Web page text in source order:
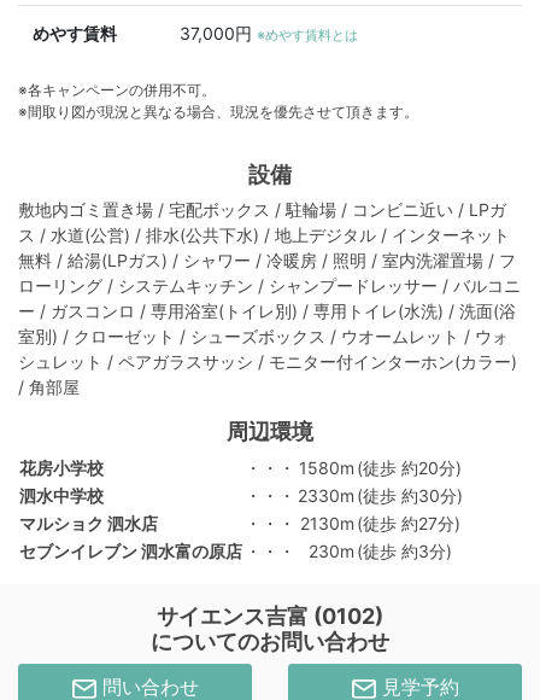
めやす賃料 37,000円 ※めやす賃料とは
※各キャンペーンの併用不可。
※間取り図が現況と異なる場合、現況を優先させて頂きます。
設備
敷地内ゴミ置き場 / 宅配ボックス / 駐輪場 / コンビニ近い / LPガ
ス / 水道(公営) / 排水(公共下水) / 地上デジタル / インターネット
無料 / 給湯(LPガス) / シャワー / 冷暖房 / 照明 / 室内洗濯置場 / フ
ローリング / システムキッチン / シャンプードレッサー / バルコニ
ー / ガスコンロ / 専用浴室(トイレ別) / 専用トイレ(水洗) / 洗面(浴
室別) / クローゼット / シューズボックス / ウオームレット / ウォ
シュレット / ペアガラスサッシ / モニター付インターホン(カラー)
/ 角部屋
周辺環境
花房小学校 ・・・ 1580m (徒歩 約20分)
泗水中学校
・・・ 2330m (徒歩 約30分)
マルショク 泗水店
・・・ 2130m (徒歩 約27分)
セブンイレブン 泗水富の原店 ・・・ 230m (徒歩 約3分)
サイエンス吉富 (0102)
についてのお問い合わせ
問い合わせ 見学予約